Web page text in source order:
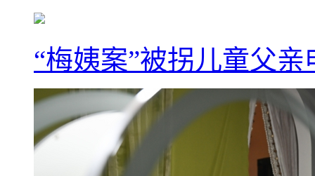
“梅姨案”被拐儿童父